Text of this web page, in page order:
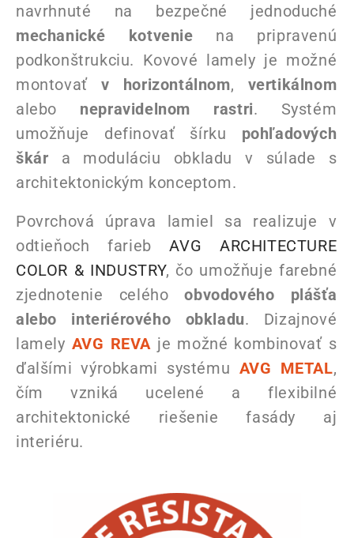
navrhnuté na bezpečné jednoduché
mechanické kotvenie na pripravenú
podkonštrukciu. Kovové lamely je možné
montovaťv horizontálnom, vertikálnom
alebo nepravidelnom rastri. Systém
umožňuje definovať šírku pohľadových
škár a moduláciu obkladu v súlade s
architektonickým konceptom.
Povrchová úprava lamiel sa realizuje v
odtieňoch fariebAVG ARCHITECTURE
COLOR & INDUSTRY, čo umožňuje farebné
zjednotenie celéhoobvodového plášťa
alebo interiérového obkladu. Dizajnové
lamely AVG REVAje možné kombinovať s
ďalšími výrobkami systému AVG METAL,
čím vzniká ucelené a flexibilné
architektonické riešenie fasády aj
interiéru.